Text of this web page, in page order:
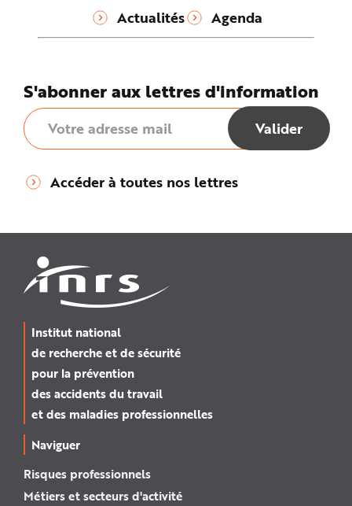
Actualités Agenda
S'abonner aux lettres d'information
Accéder à toutes nos lettres
Institut national
de recherche et de sécurité
pour la prévention
des accidents du travail
et des maladies professionnelles
Naviguer
Risques professionnels
Métiers et secteurs d'activité